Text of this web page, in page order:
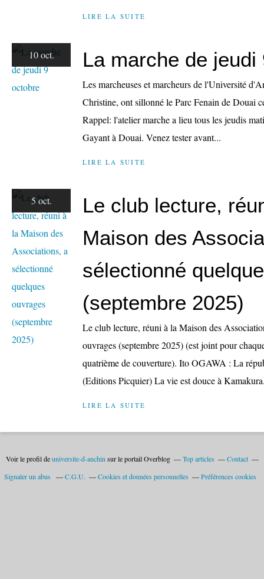
LIRE LA SUITE
10 oct. La marche de jeudi
Les marcheuses et marcheurs de l'Université
Christine, ont sillonné le Parc Fenain de Douai
Rappel: l'atelier marche a lieu tous les jeudis
Gayant à Douai. Venez tester avant...
LIRE LA SUITE
5 oct.
Le club lecture,
Maison des
sélectionné
(septembre 2025)
Le club lecture, réuni à la Maison des
ouvrages (septembre 2025) (est joint pour
quatrième de couverture). Ito OGAWA : La
(Editions Picquier) La vie est douce à
LIRE LA SUITE
Voir le profil deuniversite-d-anchin sur le portail Overblog Top articles
Contact
Signaler un abus
C.G.U. Cookies et données personnelles Préférences cookies